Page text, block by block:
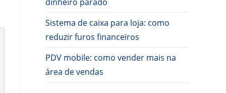
Sistema de caixa para loja: como
reduzir furos financeiros
PDV mobile: como vender mais na
área de vendas